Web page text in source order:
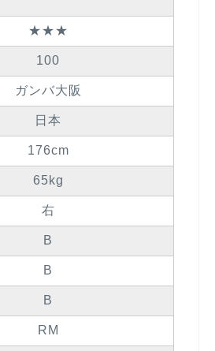
★★★
100
ガンバ大阪
日本
176cm
65kg
右
B
B
B
RM